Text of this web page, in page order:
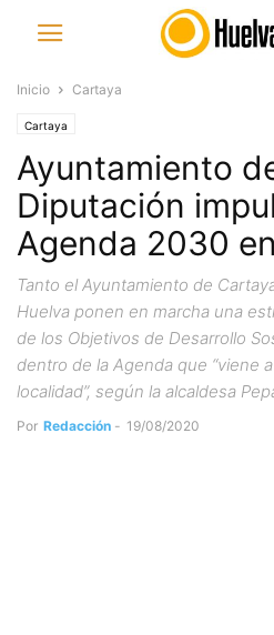
Inicio Cartaya
Cartaya
Ayuntamiento
Diputación
Agenda 2030
Tanto el Ayuntamiento de
Huelva ponen en marcha una
de los Objetivos de Desarrollo
dentro de la Agenda que “viene
localidad”, según la alcaldesa
Por Redacción - 19/08/2020